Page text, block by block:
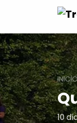
INICIO
10